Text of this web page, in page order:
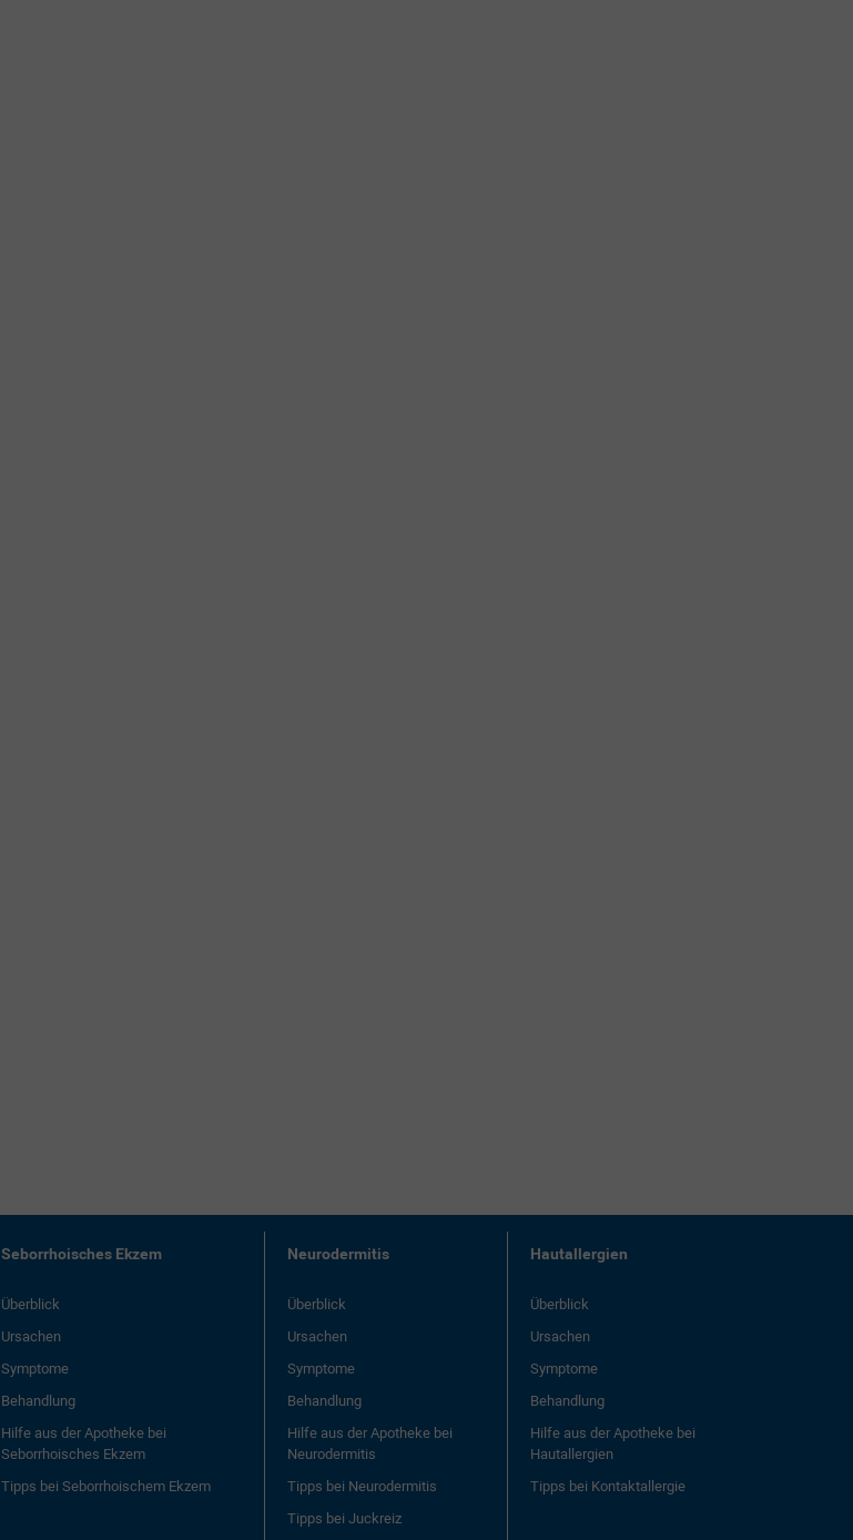
Seborrhoisches Ekzem
Überblick
Ursachen
Symptome
Behandlung
Hilfe aus der Apotheke bei
Seborrhoisches Ekzem
Tipps bei Seborrhoischem Ekzem
Neurodermitis
Überblick
Ursachen
Symptome
Behandlung
Hilfe aus der Apotheke bei
Neurodermitis
Tipps bei Neurodermitis
Tipps bei Juckreiz
Hautallergien
Überblick
Ursachen
Symptome
Behandlung
Hilfe aus der Apotheke bei
Hautallergien
Tipps bei Kontaktallergie